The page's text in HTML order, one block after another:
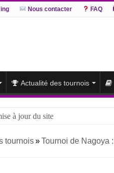
Nous contacter FAQ
Actualité des tournois
à jour du site
dominé par Onosato et Atamifuji
conserve la tête du classement
tournois » Tournoi de Nagoya